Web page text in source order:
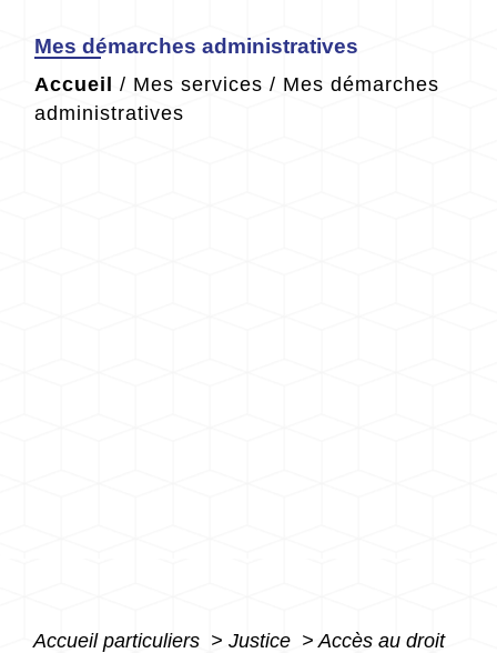
Mes démarches administratives
Accueil / Mes services / Mes démarches
administratives
Accueil particuliers > Justice > Accès au droit